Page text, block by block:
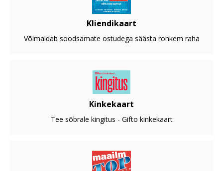
Kliendikaart
Võimaldab soodsamate ostudega säästa rohkem raha
Kinkekaart
Tee sõbrale kingitus - Gifto kinkekaart